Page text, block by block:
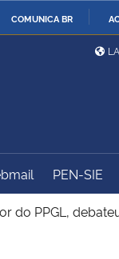
COMUNICA BR
Ministério
Exteriores
União
PEN-SIE
do PPGL,